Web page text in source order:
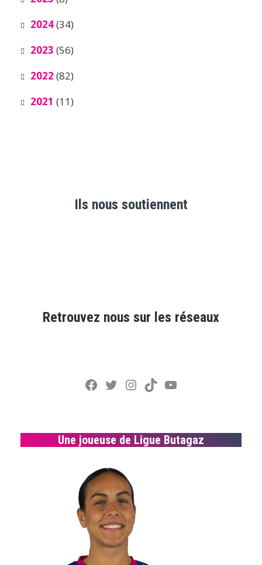
2024(34)
2023 (56)
2022 (82)
2021 (11)
Ils nous soutiennent
Retrouvez nous sur les réseaux
Facebook
Twitter
Instagram
TikTokYouTube
Une joueuse de Ligue Butagaz